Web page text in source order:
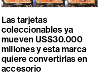
Las tarjetas
coleccionables ya
mueven US$30.000
millones y esta marca
quiere convertirlas en
accesorio